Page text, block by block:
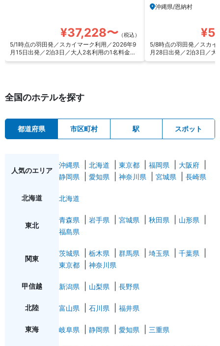
¥37,228〜 （税込）
5/1時点の羽田発／スカイマーク利用／2026年9
月15日出発／2泊3日／大人2名利用の1名料金を
算出
ケージプラン
沖縄県/恩納村
5/8時点の羽田発／スカ
月28日出発／2泊3日／大
算出
全国のホテルを探す
都道府県 市区町村 駅 スポット
人気のエリア
沖縄県 北海道 東京都 福岡県
大阪府
静岡県
愛知県 神奈川県 宮城県 長崎県
北海道 北海道
東北
青森県 岩手県 宮城県 秋田県
山形県
福島県
関東
茨城県 栃木県 群馬県 埼玉県
千葉県
東京都
神奈川県
甲信越 新潟県 山梨県 長野県
北陸 富山県 石川県 福井県
東海 岐阜県 静岡県 愛知県 三重県